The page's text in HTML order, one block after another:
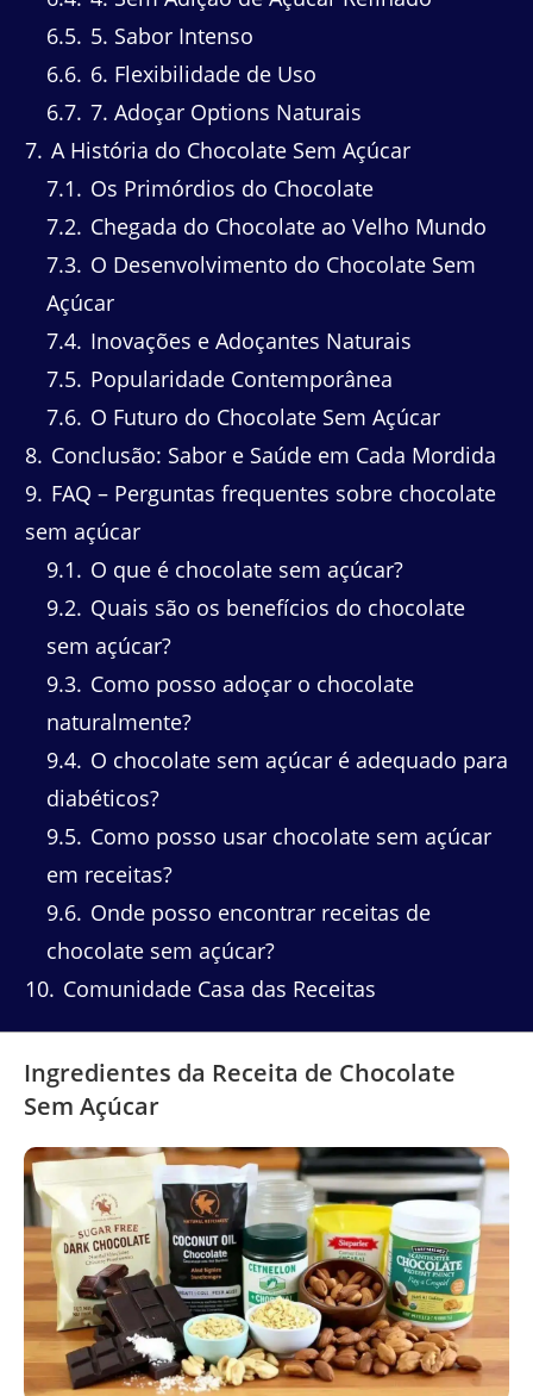
6.5 5. Sabor Intenso
6.6 6. Flexibilidade de Uso
6.7 7. Adoçar Options Naturais
7 A História do Chocolate Sem Açúcar
7.1
Os Primórdios do Chocolate
7.2 Chegada do Chocolate ao Velho Mundo
7.3 O Desenvolvimento do Chocolate Sem
Açúcar
7.4 Inovações e Adoçantes Naturais
7.5 Popularidade Contemporânea
7.6 O Futuro do Chocolate Sem Açúcar
8 Conclusão: Sabor e Saúde em Cada Mordida
9 FAQ – Perguntas frequentes sobre chocolate
sem açúcar
9.1
O que é chocolate sem açúcar?
9.2 Quais são os benefícios do chocolate
sem açúcar?
9.3 Como posso adoçar o chocolate
naturalmente?
9.4 O chocolate sem açúcar é adequado para
diabéticos?
9.5 Como posso usar chocolate sem açúcar
em receitas?
9.6 Onde posso encontrar receitas de
chocolate sem açúcar?
10 Comunidade Casa das Receitas
Ingredientes da Receita de Chocolate
Sem Açúcar